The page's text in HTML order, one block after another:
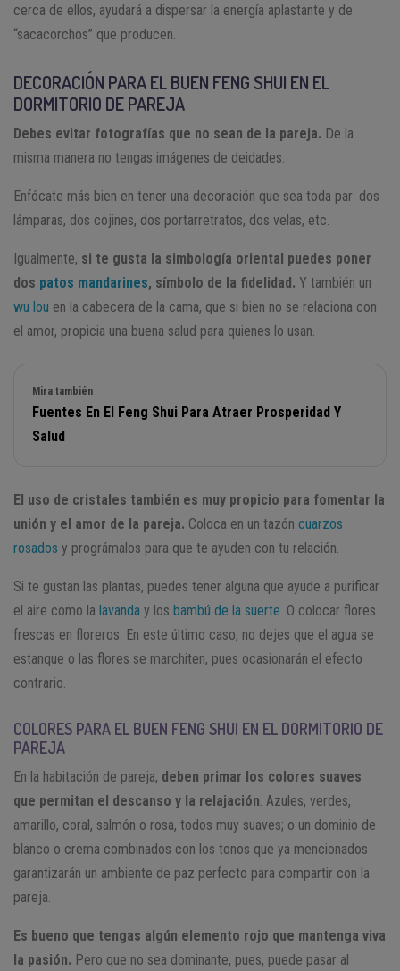
cerca de ellos, ayudará a dispersar la energía aplastante y de
“sacacorchos” que producen.
DECORACIÓN PARA EL BUEN FENG SHUI EN EL
DORMITORIO DE PAREJA
Debes evitar fotografías que no sean de la pareja. De la
misma manera no tengas imágenes de deidades.
Enfócate más bien en tener una decoración que sea toda par: dos
lámparas, dos cojines, dos portarretratos, dos velas, etc.
Igualmente, si te gusta la simbología oriental puedes poner
dos patos mandarines, símbolo de la fidelidad. Y también un
wu lou en la cabecera de la cama, que si bien no se relaciona con
el amor, propicia una buena salud para quienes lo usan.
Mira también
Fuentes En El Feng Shui Para Atraer Prosperidad Y
Salud
El uso de cristales también es muy propicio para fomentar la
unión y el amor de la pareja. Coloca en un tazón cuarzos
rosados y prográmalos para que te ayuden con tu relación.
Si te gustan las plantas, puedes tener alguna que ayude a purificar
el aire como la lavanda y los bambú de la suerte . O colocar flores
frescas en floreros. En este último caso, no dejes que el agua se
estanque o las flores se marchiten, pues ocasionarán el efecto
contrario.
COLORES PARA EL BUEN FENG SHUI EN EL DORMITORIO DE
PAREJA
En la habitación de pareja, deben primar los colores suaves
que permitan el descanso y la relajación . Azules, verdes,
amarillo, coral, salmón o rosa, todos muy suaves; o un dominio de
blanco o crema combinados con los tonos que ya mencionados
garantizarán un ambiente de paz perfecto para compartir con la
pareja.
Es bueno que tengas algún elemento rojo que mantenga viva
la pasión. Pero que no sea dominante, pues, puede pasar al